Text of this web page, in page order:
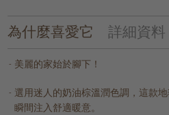
為什麼喜愛它 詳細資料
美麗的家始於腳下！
選用迷人的奶油棕溫潤色調，這款
瞬間注入舒適暖意。